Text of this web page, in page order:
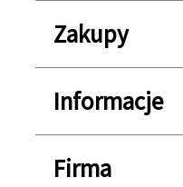
Zakupy
Informacje
Firma